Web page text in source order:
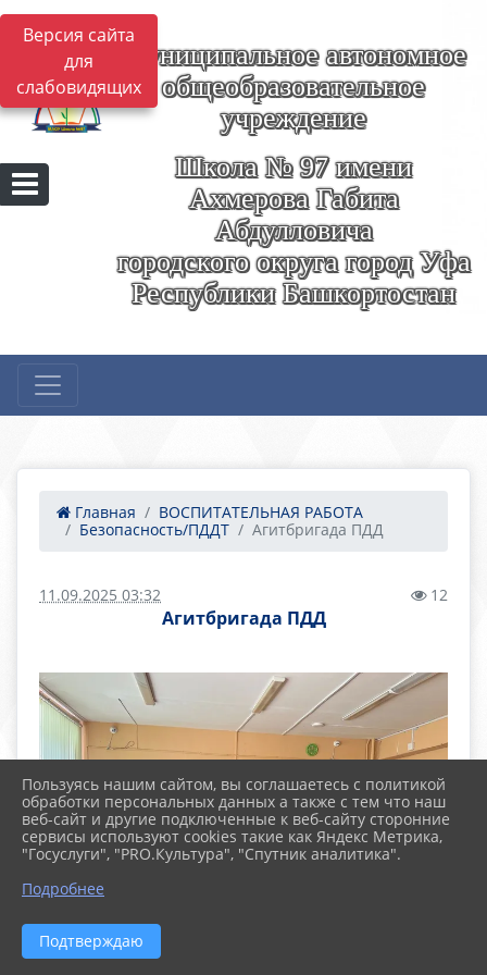
Версия сайта
для
слабовидящих
Муниципальное автономное
общеобразовательное
учреждение
Школа № 97 имени
Ахмерова Габита
Абдулловича
городского округа город Уфа
Республики Башкортостан
Главная
ВОСПИТАТЕЛЬНАЯ РАБОТА
Безопасность/ПДДТ
Агитбригада ПДД
11.09.2025 03:32 12
Агитбригада ПДД
Пользуясь нашим сайтом, вы соглашаетесь с политикой
обработки персональных данных а также с тем что наш
веб-сайт и другие подключенные к веб-сайту сторонние
сервисы используют cookies такие как Яндекс Метрика,
"Госуслуги", "PRO.Культура", "Спутник аналитика".
Подробнее
Подтверждаю